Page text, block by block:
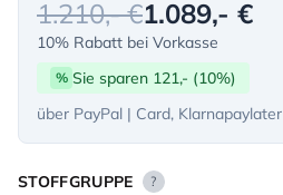
1.210,- €1.089,- €
10% Rabatt bei Vorkasse
% Sie sparen 121,- (10%)
über PayPal | Card, Klarnapaylater
STOFFGRUPPE ?